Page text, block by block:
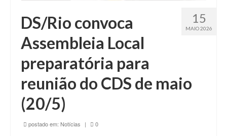
15
MAIO 2026
DS/Rio convoca
Assembleia Local
preparatória para
reunião do CDS de maio
(20/5)
postado em: Notícias | 0